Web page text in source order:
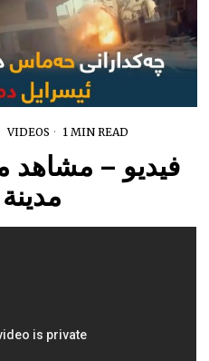
VIDEOS 1 MIN READ
فيديو –